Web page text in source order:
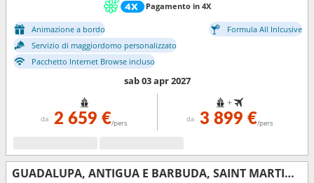
Pagamento in 4X
Animazione a bordo
Formula All Inlcusive
Servizio di maggiordomo personalizzato
Pacchetto Internet Browse incluso
sab 03 apr 2027
da 2 659 €/pers
+
da 3 899 €/pers
GUADALUPA, ANTIGUA E BARBUDA, SAINT MARTIN, DOMINICA, MARTINICA